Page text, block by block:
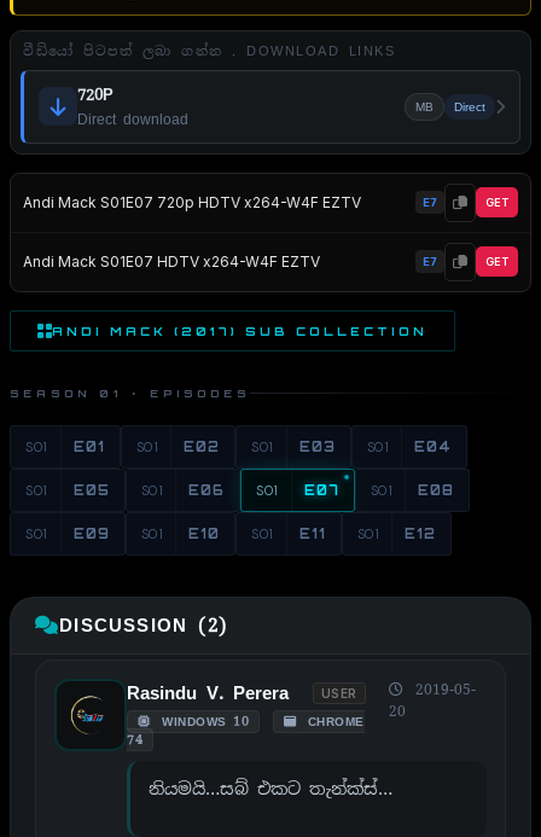
වීඩියෝ පිටපත් ලබා ගන්න . DOWNLOAD LINKS
720P
Direct download
MB Direct
Andi Mack S01E07 720p HDTV x264-W4F EZTV E7 GET
Andi Mack S01E07 HDTV x264-W4F EZTV E7 GET
ANDI MACK (2017) SUB COLLECTION
SEASON 01 · EPISODES
S01 E01 S01 E02 S01 E03 S01 E04
S01 E05 S01 E06 S01 E07 S01 E08
S01 E09 S01 E10 S01 E11 S01 E12
DISCUSSION (2)
Rasindu V. Perera USER
WINDOWS 10
CHROME
74
2019-05-
20
නියමයි…සබ් එකට තැන්ක්ස්…